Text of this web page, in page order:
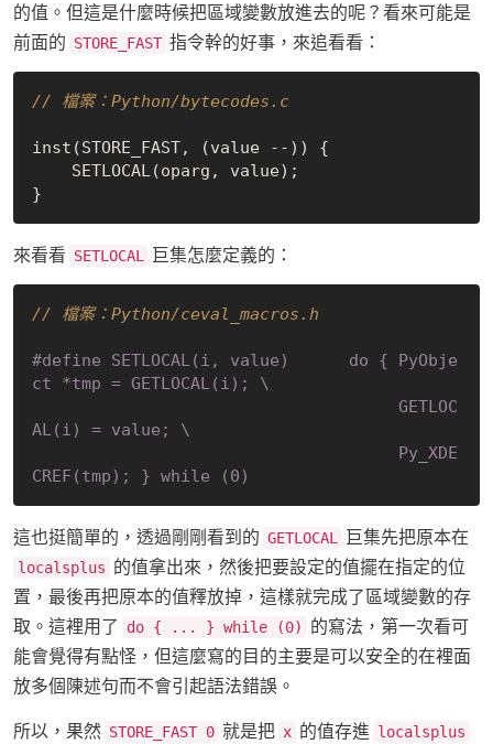
的值。但這是什麼時候把區域變數放進去的呢？看來可能是
前面的 STORE_FAST 指令幹的好事，來追看看：
// 檔案：Python/bytecodes.c
inst(STORE_FAST, (value --)) {
來看看 SETLOCAL 巨集怎麼定義的：
// 檔案：Python/ceval_macros.h
#define SETLOCAL(i, value)      do { PyObje
ct *tmp = GETLOCAL(i); \
AL(i) = value; \
CREF(tmp); } while (0)
這也挺簡單的，透過剛剛看到的 GETLOCAL 巨集先把原本在
localsplus 的值拿出來，然後把要設定的值擺在指定的位
置，最後再把原本的值釋放掉，這樣就完成了區域變數的存
取。這裡用了
do { ... } while (0)
的寫法，第一次看可
能會覺得有點怪，但這麼寫的目的主要是可以安全的在裡面
放多個陳述句而不會引起語法錯誤。
所以，果然 STORE_FAST 0 就是把 x 的值存進 localsplus